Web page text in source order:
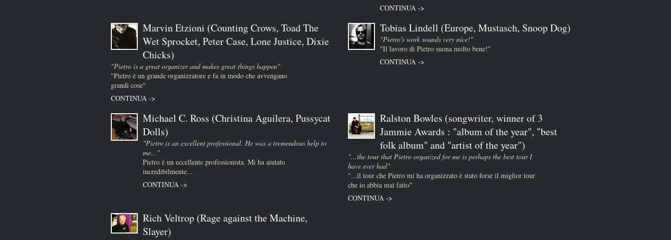
CONTINUA ->
Marvin Etzioni (Counting Crows, Toad The
Wet Sprocket, Peter Case, Lone Justice, Dixie
Chicks)
"Pietro is a great organizer and makes great things happen"
"Pietro è un grande organizzatore e fa in modo che avvengano
grandi cose"
CONTINUA ->
Tobias Lindell (Europe, Mustasch, Snoop Dog)
"Pietro's work sounds very nice!"
"Il lavoro di Pietro suona molto bene!"
CONTINUA ->
Michael C. Ross (Christina Aguilera, Pussycat
Dolls)
"Pietro is an excellent professional. He was a tremendous help to
me..."
Pietro è un eccellente professionista. Mi ha aiutato
incredibilmente...
CONTINUA ->
Ralston Bowles (songwriter, winner of 3
Jammie Awards : "album of the year", "best
folk album" and "artist of the year")
"...the tour that Pietro organized for me is perhaps the best tour I
have ever had"
"...il tour che Pietro mi ha organizzato è stato forse il miglior tour
che io abbia mai fatto"
CONTINUA ->
Rich Veltrop (Rage against the Machine,
Slayer)